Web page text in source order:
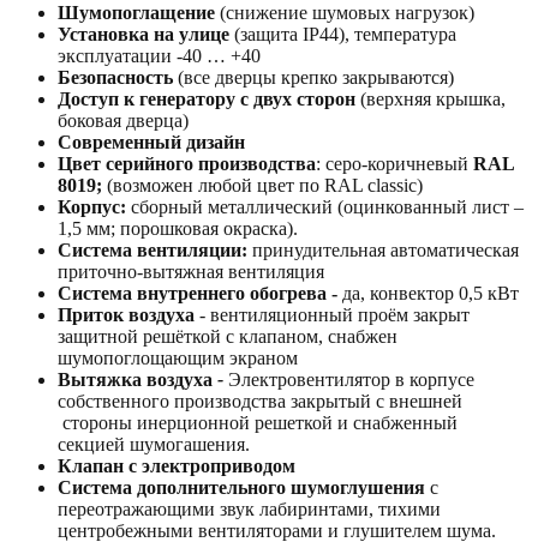
Шумопоглащение (снижение шумовых нагрузок)
Установка на улице (защита IP44), температура
эксплуатации -40 … +40
Безопасность (все дверцы крепко закрываются)
Доступ к генератору с двух сторон (верхняя крышка,
боковая дверца)
Современный дизайн
Цвет серийного производства: серо-коричневый RAL
8019; (возможен любой цвет по RAL classic)
Корпус: сборный металлический (оцинкованный лист –
1,5 мм; порошковая окраска).
Система вентиляции: принудительная автоматическая
приточно-вытяжная вентиляция
Система внутреннего обогрева - да, конвектор 0,5 кВт
Приток воздуха - вентиляционный проём закрыт
защитной решёткой с клапаном, снабжен
шумопоглощающим экраном
Вытяжка воздуха - Электровентилятор в корпусе
собственного производства закрытый с внешней
стороны инерционной решеткой и снабженный
секцией шумогашения.
Клапан с электроприводом
Система дополнительного шумоглушения с
переотражающими звук лабиринтами, тихими
центробежными вентиляторами и глушителем шума.